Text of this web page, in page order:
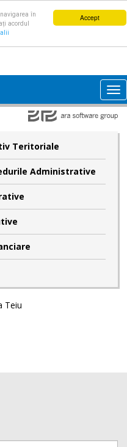
Accept
în
acordul
Teritoriale
Administrative
Teiu